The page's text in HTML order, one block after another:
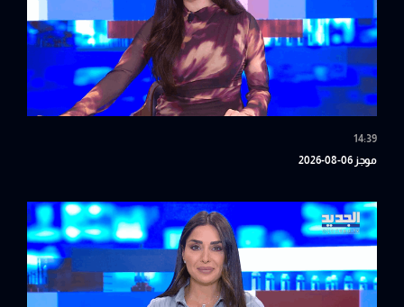
14:39
موجز 06-08-2026